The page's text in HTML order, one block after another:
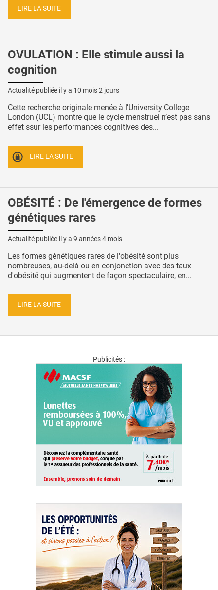
LIRE LA SUITE
OVULATION : Elle stimule aussi la
cognition
Actualité publiée il y a 10 mois 2 jours
Cette recherche originale menée à l’University College
London (UCL) montre que le cycle menstruel n’est pas sans
effet ssur les performances cognitives des...
LIRE LA SUITE
OBÉSITÉ : De l'émergence de formes
génétiques rares
Actualité publiée il y a 9 années 4 mois
Les formes génétiques rares de l'obésité sont plus
nombreuses, au-delà ou en conjonction avec des taux
d'obésité qui augmentent de façon spectaculaire, en...
LIRE LA SUITE
Publicités :